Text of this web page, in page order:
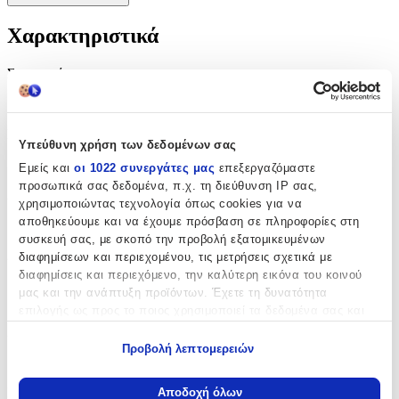
Υπεύθυνη χρήση των δεδομένων σας
Εμείς και οι 1022 συνεργάτες μας επεξεργαζόμαστε
προσωπικά σας δεδομένα, π.χ. τη διεύθυνση IP σας,
χρησιμοποιώντας τεχνολογία όπως cookies για να
αποθηκεύουμε και να έχουμε πρόσβαση σε πληροφορίες στη
συσκευή σας, με σκοπό την προβολή εξατομικευμένων
διαφημίσεων και περιεχομένου, τις μετρήσεις σχετικά με
διαφημίσεις και περιεχόμενο, την καλύτερη εικόνα του κοινού
μας και την ανάπτυξη προϊόντων. Έχετε τη δυνατότητα
Να συλλέξουμε πληροφορίες σχετικά με τη γεωγραφική
Προβολή λεπτομερειών
Αποδοχή όλων
Χαρακτηριστικά
Συγγραφέας
Black Thorn
Αριθμός Σελίδων
496
Διαστάσεις:
12.9x19.8